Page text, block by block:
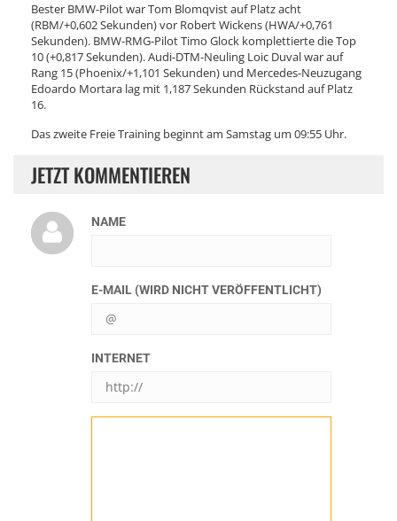
Bester BMW-Pilot war Tom Blomqvist auf Platz acht
(RBM/+0,602 Sekunden) vor Robert Wickens (HWA/+0,761
Sekunden). BMW-RMG-Pilot Timo Glock komplettierte die Top
10 (+0,817 Sekunden). Audi-DTM-Neuling Loic Duval war auf
Rang 15 (Phoenix/+1,101 Sekunden) und Mercedes-Neuzugang
Edoardo Mortara lag mit 1,187 Sekunden Rückstand auf Platz
16.
Das zweite Freie Training beginnt am Samstag um 09:55 Uhr.
JETZT KOMMENTIEREN
NAME
E-MAIL (WIRD NICHT VERÖFFENTLICHT)
INTERNET